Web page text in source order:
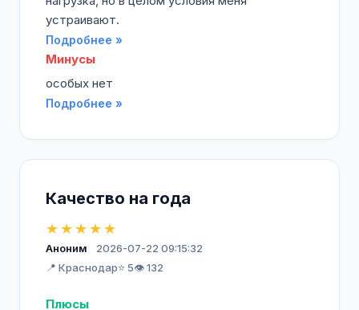
устраивают.
Подробнее »
Минусы
особых нет
Подробнее »
Качество на года
★★★★★
Аноним
2026-07-22 09:15:32
📍 Краснодар⭐ 5👁️ 132
Плюсы